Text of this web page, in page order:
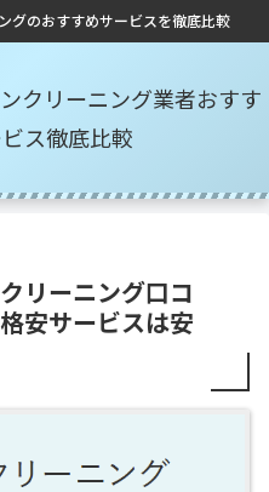
グのおすすめサービスを徹底比較
クリーニング業者おすす
ス徹底比較
リーニング口コ
安サービスは安